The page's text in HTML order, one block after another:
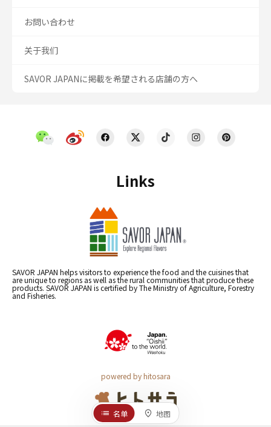
Links
SAVOR JAPAN helps visitors to experience the food and the cuisines that
are unique to regions as well as the rural communities that produce these
products. SAVOR JAPAN is certified by The Ministry of Agriculture, Forestry
and Fisheries.
powered by hitosara
お問い合わせ
关于我们
SAVOR JAPANに掲載を希望される店舗の方へ
名单 地图